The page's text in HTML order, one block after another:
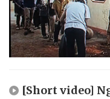
[Short video]